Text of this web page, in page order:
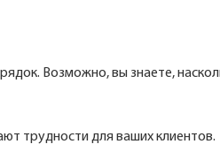
Возможно, вы знаете,
трудности для ваших клиентов.